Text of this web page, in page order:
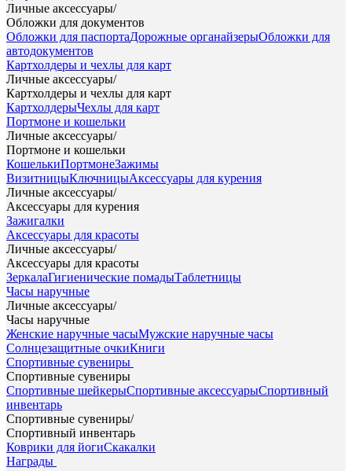
Личные аксессуары/
Обложки для документов
Обложки для паспортаДорожные органайзерыОбложки для
автодокументов
Картхолдеры и чехлы для карт
Личные аксессуары/
Картхолдеры и чехлы для карт
КартхолдерыЧехлы для карт
Портмоне и кошельки
Личные аксессуары/
Портмоне и кошельки
КошелькиПортмонеЗажимы
ВизитницыКлючницыАксессуары для курения
Личные аксессуары/
Аксессуары для курения
Зажигалки
Аксессуары для красоты
Личные аксессуары/
Аксессуары для красоты
ЗеркалаГигиенические помадыТаблетницы
Часы наручные
Личные аксессуары/
Часы наручные
Женские наручные часыМужские наручные часы
Солнцезащитные очкиКниги
Спортивные сувениры
Спортивные сувениры
Спортивные шейкерыСпортивные аксессуарыСпортивный
инвентарь
Спортивные сувениры/
Спортивный инвентарь
Коврики для йогиСкакалки
Награды